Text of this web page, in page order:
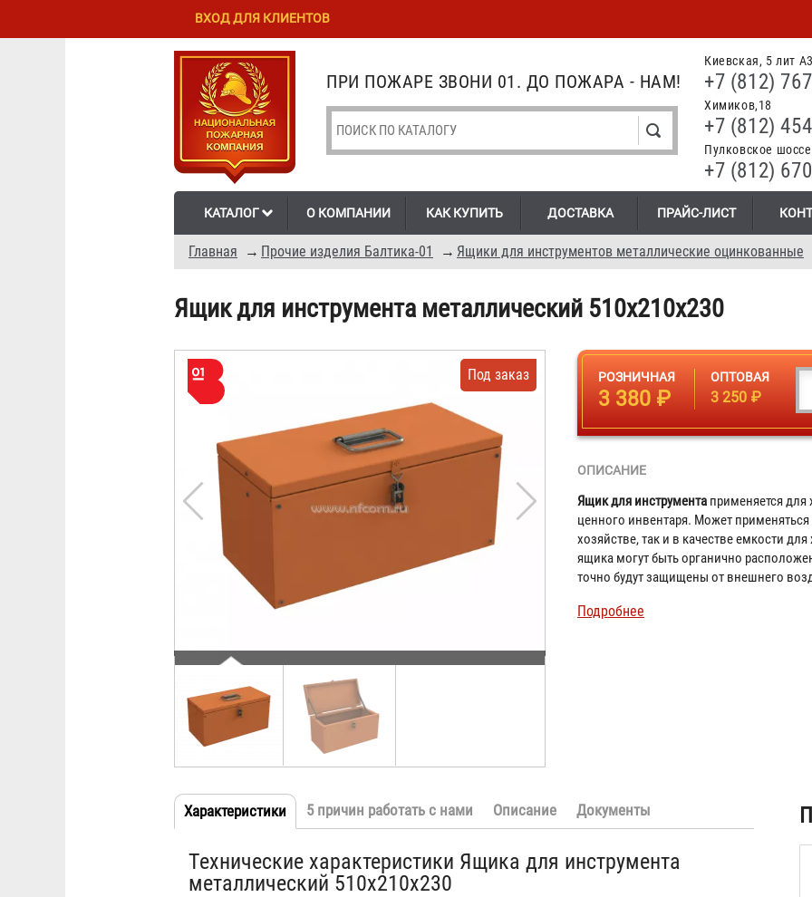
Перейти к
содержанию
Skip to
Киевская, 5 лит А3
+7 (812)
Химиков,18
+7 (812)
Пулковское
+7 (812)
ПРИ ПОЖАРЕ ЗВОНИ 01. ДО ПОЖАРА - НАМ!
КАТАЛОГ О КОМПАНИИ КАК КУПИТЬ ДОСТАВКА ПРАЙС-ЛИСТ
Главная → Прочие изделия Балтика-01 → Ящики для инструментов металлические оцинкованные
ВХОД ДЛЯ КЛИЕНТОВ
Ящик для инструмента металлический 510x210x230
Под заказ РОЗНИЧНАЯ
3 380 ₽
ОПТОВАЯ
3 250 ₽
ОПИСАНИЕ
Ящик для инструмента применяется для
ценного инвентаря. Может
хозяйстве, так и в качестве емкости
ящика могут быть органично
точно будут защищены от внешнего
Подробнее
Табы
Характеристики (активная
5 причин работать с нами Описание Документы
Технические характеристики Ящика для инструмента
металлический 510x210x230